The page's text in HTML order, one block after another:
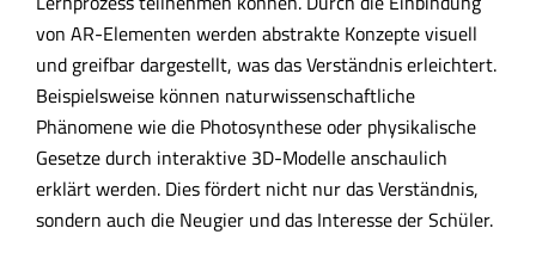
von AR-Elementen werden abstrakte Konzepte visuell
und greifbar dargestellt, was das Verständnis erleichtert.
Beispielsweise können naturwissenschaftliche
Phänomene wie die Photosynthese oder physikalische
Gesetze durch interaktive 3D-Modelle anschaulich
erklärt werden. Dies fördert nicht nur das Verständnis,
sondern auch die Neugier und das Interesse der Schüler.